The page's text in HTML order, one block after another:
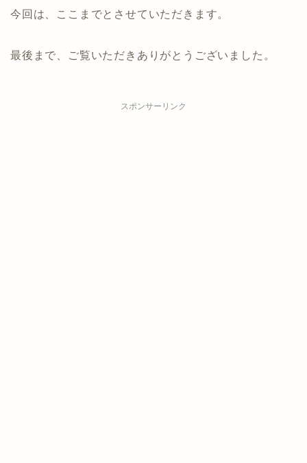
今回は、ここまでとさせていただきます。
最後まで、ご覧いただきありがとうございました。
スポンサーリンク